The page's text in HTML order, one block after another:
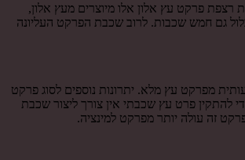
פרקט עץ אלון אלו מיוצרים מעץ אלון,
גם חמש שכבות. לרוב שכבת הפרקט העליונה
מפרקט עץ מלא. יתרונות נוספים לסוג פרקט
להתקין פרט עץ שכבתי אין צורך ליצור שכבת
זה עולה יותר מפרקט למינציה.